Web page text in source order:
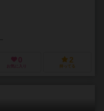
0
お気に入り
2
持ってる